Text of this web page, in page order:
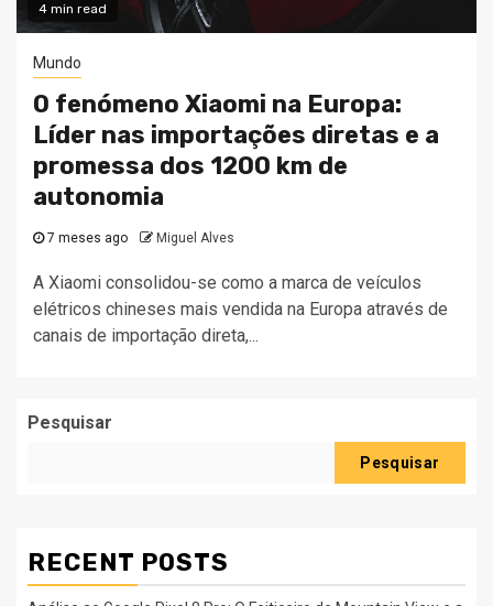
4 min read
Mundo
O fenómeno Xiaomi na Europa:
Líder nas importações diretas e a
promessa dos 1200 km de
autonomia
7 meses ago Miguel Alves
A Xiaomi consolidou-se como a marca de veículos
elétricos chineses mais vendida na Europa através de
canais de importação direta,...
Pesquisar
Pesquisar
RECENT POSTS